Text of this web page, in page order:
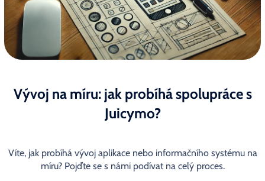
Vývoj na míru: jak probíhá spolupráce s
Juicymo?
Víte, jak probíhá vývoj aplikace nebo informačního systému na
míru? Pojďte se s námi podívat na celý proces.